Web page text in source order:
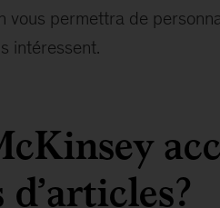
vous permettra de
intéressent.